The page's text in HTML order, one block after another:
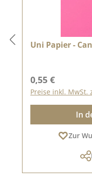
Uni Papier -
Regulärer Preis:
0,55 €
Preise inkl. MwSt.
In
Zur